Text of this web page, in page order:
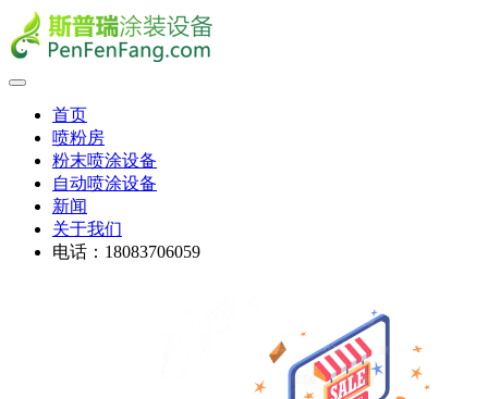
首页
喷粉房
粉末喷涂设备
自动喷涂设备
新闻
关于我们
电话：18083706059